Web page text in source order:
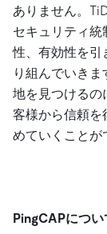
ありません。
セキュリティ統
性、有効性を引
り組んでいき
地を見つけるの
客様から信頼を
めていくことが
PingCAPについ